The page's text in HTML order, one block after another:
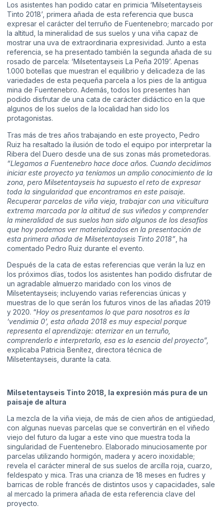
Los asistentes han podido catar en primicia ‘Milsetentayseis
Tinto 2018’, primera añada de esta referencia que busca
expresar el carácter del terruño de Fuentenebro; marcado por
la altitud, la mineralidad de sus suelos y una viña capaz de
mostrar una uva de extraordinaria expresividad. Junto a esta
referencia, se ha presentado también la segunda añada de su
rosado de parcela: ‘Milsetentayseis La Peña 2019’. Apenas
1.000 botellas que muestran el equilibrio y delicadeza de las
variedades de esta pequeña parcela a los pies de la antigua
mina de Fuentenebro. Además, todos los presentes han
podido disfrutar de una cata de carácter didáctico en la que
algunos de los suelos de la localidad han sido los
protagonistas.
Tras más de tres años trabajando en este proyecto, Pedro
Ruiz ha resaltado la ilusión de todo el equipo por interpretar la
Ribera del Duero desde una de sus zonas más prometedoras.
“Llegamos a Fuentenebro hace doce años. Cuando decidimos
iniciar este proyecto ya teníamos un amplio conocimiento de la
zona, pero Milsetentayseis ha supuesto el reto de expresar
toda la singularidad que encontramos en este paisaje.
Recuperar parcelas de viña vieja, trabajar con una viticultura
extrema marcada por la altitud de sus viñedos y comprender
la mineralidad de sus suelos han sido algunos de los desafíos
que hoy podemos ver materializados en la presentación de
esta primera añada de Milsetentayseis Tinto 2018” , ha
comentado Pedro Ruiz durante el evento.
Después de la cata de estas referencias que verán la luz en
los próximos días, todos los asistentes han podido disfrutar de
un agradable almuerzo maridado con los vinos de
Milsetentayseis; incluyendo varias referencias únicas y
muestras de lo que serán los futuros vinos de las añadas 2019
y 2020. “Hoy os presentamos lo que para nosotros es la
‘vendimia 0’, esta añada 2018 es muy especial porque
representa el aprendizaje: aterrizar en un terruño,
comprenderlo e interpretarlo, esa es la esencia del proyecto”,
explicaba Patricia Benítez, directora técnica de
Milsetentayseis, durante la cata.
Milsetentayseis Tinto 2018, la expresión más pura de un
paisaje de altura
La mezcla de la viña vieja, de más de cien años de antigüedad,
con algunas nuevas parcelas que se convertirán en el viñedo
viejo del futuro da lugar a este vino que muestra toda la
singularidad de Fuentenebro. Elaborado minuciosamente por
parcelas utilizando hormigón, madera y acero inoxidable;
revela el carácter mineral de sus suelos de arcilla roja, cuarzo,
feldespato y mica. Tras una crianza de 18 meses en fudres y
barricas de roble francés de distintos usos y capacidades, sale
al mercado la primera añada de esta referencia clave del
proyecto.